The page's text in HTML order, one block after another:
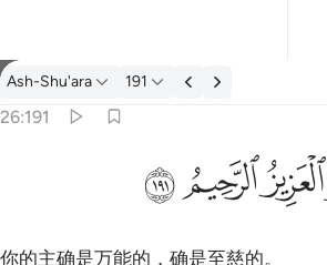
经注: Ash-Shu'ara 26:191
Ash-Shu'ara 191
26:191
وَإِنَّ رَبَّكَ لَهُوَ ٱلْعَزِيزُ ٱلرَّحِيمُ ١٩١ﲀﲁﲂ
你的主确是万能的，确是至慈的。